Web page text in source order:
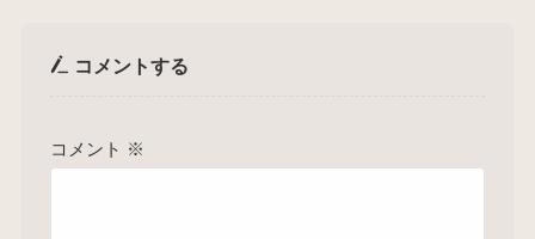
コメントする
コメント ※